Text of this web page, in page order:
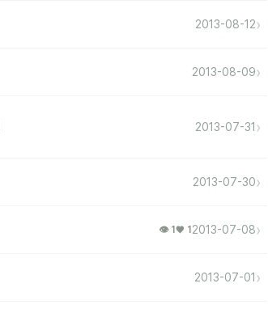
2013-08-12›
2013-08-09›
2013-07-31 ›
2013-07-30›
👁 1♥ 12013-07-08›
2013-07-01 ›